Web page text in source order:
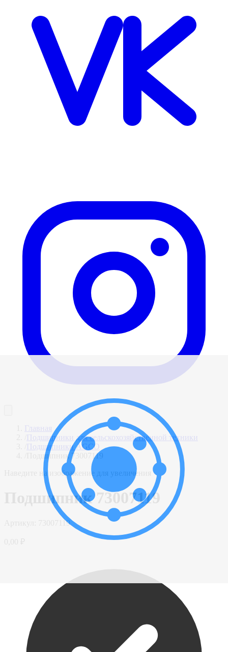
Главная
Подшипники для сельскохозяйственной техники
Подшипники AGCO
Подшипник 73007119
Наведите на изображение для увеличения
Подшипник 73007119
73007119